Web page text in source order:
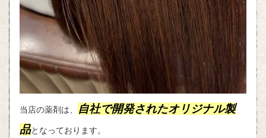
当店の薬剤は、
自社で開発されたオリジナル製
品となっております。